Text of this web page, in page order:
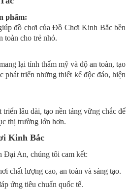
phẩm:
đồ chơi của Đồ Chơi Kinh Bắc bền
toàn cho trẻ nhỏ.
lại tính thẩm mỹ và độ an toàn, tạo
triển những thiết kế độc đáo, hiện
lâu dài, tạo nền tảng vững chắc để
thị trường lớn hơn.
Kinh Bắc
Đại An, chúng tôi cam kết:
chất lượng cao, an toàn và sáng tạo.
ứng tiêu chuẩn quốc tế.